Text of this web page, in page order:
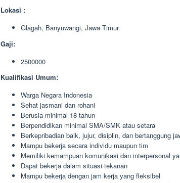
Lokasi :
Glagah, Banyuwangi, Jawa Timur
Gaji:
2500000
Kualifikasi Umum:
Warga Negara Indonesia
Sehat jasmani dan rohani
Berusia minimal 18 tahun
Berpendidikan minimal SMA/SMK atau setara
Berkepribadian baik, jujur, disiplin, dan bertanggung
Mampu bekerja secara individu maupun tim
Memiliki kemampuan komunikasi dan interpersonal
Dapat bekerja dalam situasi tekanan
Mampu bekerja dengan jam kerja yang fleksibel